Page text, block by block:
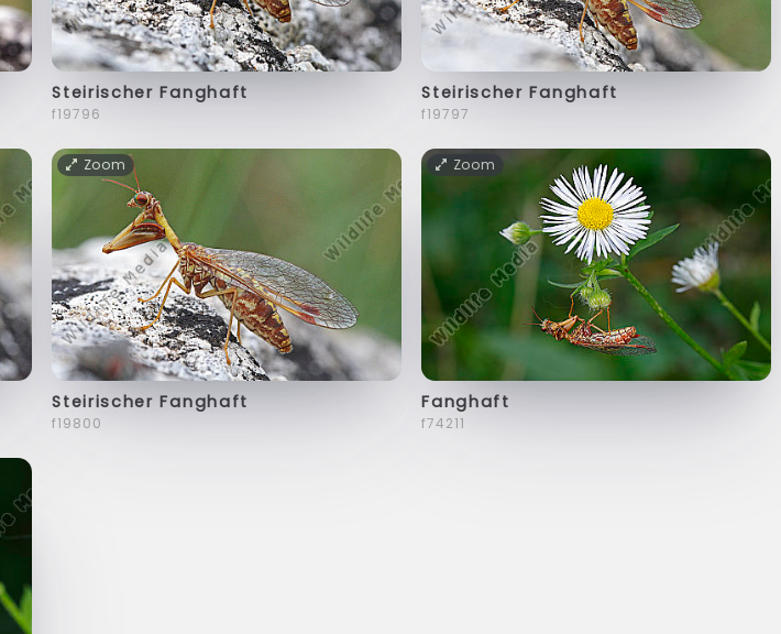
Steirischer Fanghaft
f19796
Steirischer Fanghaft
f19797
Zoom
Steirischer Fanghaft
f19800
Zoom
Fanghaft
f74211